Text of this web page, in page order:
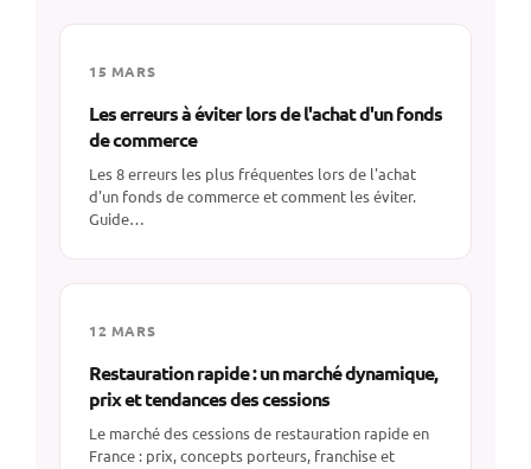
15 MARS
Les erreurs à éviter lors de l'achat d'un fonds
de commerce
Les 8 erreurs les plus fréquentes lors de l'achat
d'un fonds de commerce et comment les éviter.
Guide…
12 MARS
Restauration rapide : un marché dynamique,
prix et tendances des cessions
Le marché des cessions de restauration rapide en
France : prix, concepts porteurs, franchise et